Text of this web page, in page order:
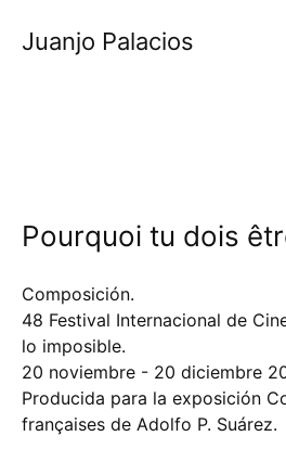
Juanjo Palacios
Pourquoi tu dois
Composición.
48 Festival Internacional de
lo imposible.
20 noviembre - 20 diciembre
Producida para la exposición
françaises de Adolfo P. Suárez.